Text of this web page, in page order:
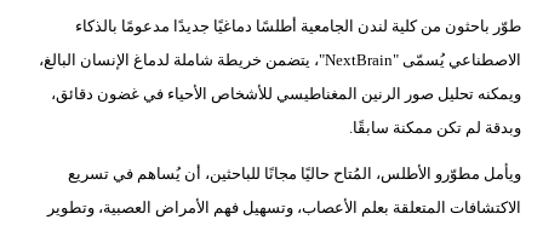
إسلامية
طوّر باحثون من كلية لندن الجامعية أطلسًا دماغيًا جديدًا مدعومًا بالذكاء
الاصطناعي يُسمّى "NextBrain"، يتضمن خريطة شاملة لدماغ الإنسان البالغ،
ويمكنه تحليل صور الرنين المغناطيسي للأشخاص الأحياء في غضون دقائق،
وبدقة لم تكن ممكنة سابقًا.
ويأمل مطوّرو الأطلس، المُتاح حاليًا مجانًا للباحثين، أن يُساهم في تسريع
الاكتشافات المتعلقة بعلم الأعصاب، وتسهيل فهم الأمراض العصبية، وتطوير